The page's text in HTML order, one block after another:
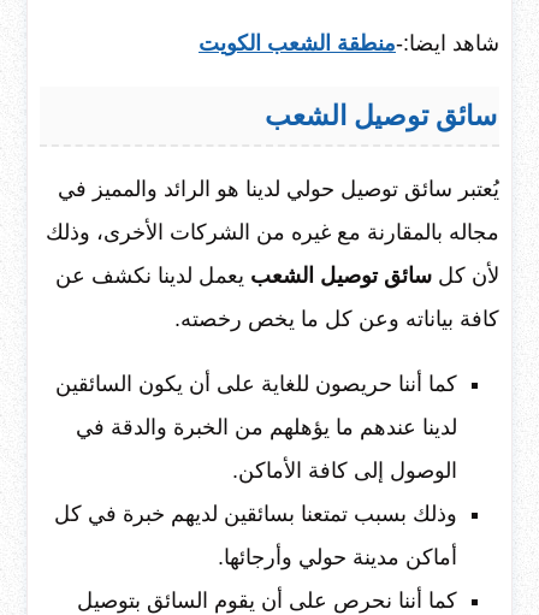
شاهد ايضا:-منطقة الشعب الكويت
سائق توصيل الشعب
يُعتبر سائق توصيل حولي لدينا هو الرائد والمميز في
مجاله بالمقارنة مع غيره من الشركات الأخرى، وذلك
لأن كل سائق توصيل الشعب يعمل لدينا نكشف عن
كافة بياناته وعن كل ما يخص رخصته.
كما أننا حريصون للغاية على أن يكون السائقين
لدينا عندهم ما يؤهلهم من الخبرة والدقة في
الوصول إلى كافة الأماكن.
وذلك بسبب تمتعنا بسائقين لديهم خبرة في كل
أماكن مدينة حولي وأرجائها.
كما أننا نحرص على أن يقوم السائق بتوصيل